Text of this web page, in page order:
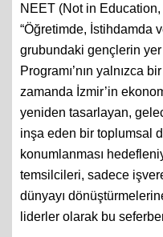
NEET (Not in
“Öğretimde, İstihdamda
grubundaki gençlerin yer
Programı’nın yalnızca
zamanda İzmir’in
yeniden tasarlayan,
inşa eden bir toplumsal
konumlanması
temsilcileri, sadece
dünyayı
liderler olarak bu